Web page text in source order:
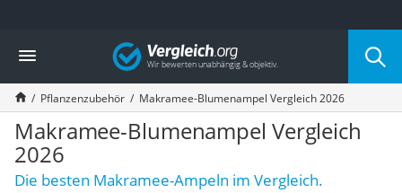
Die beliebtesten Vergleiche nach Kategorie
Baumarkt
Tresor feuerfest
Makita-Akku-Rasenmäher
Kappsäge
Smartes Türschloss
Akku-Rasentrimmer
Feuchtigkeitsmessgerät
Vergleich
Pflanzenzubehör Makramee-Blumenampel Vergleich 2026
Makramee-Blumenampel Vergleich
2026
Die besten Makramee-Ampeln im Vergleich.